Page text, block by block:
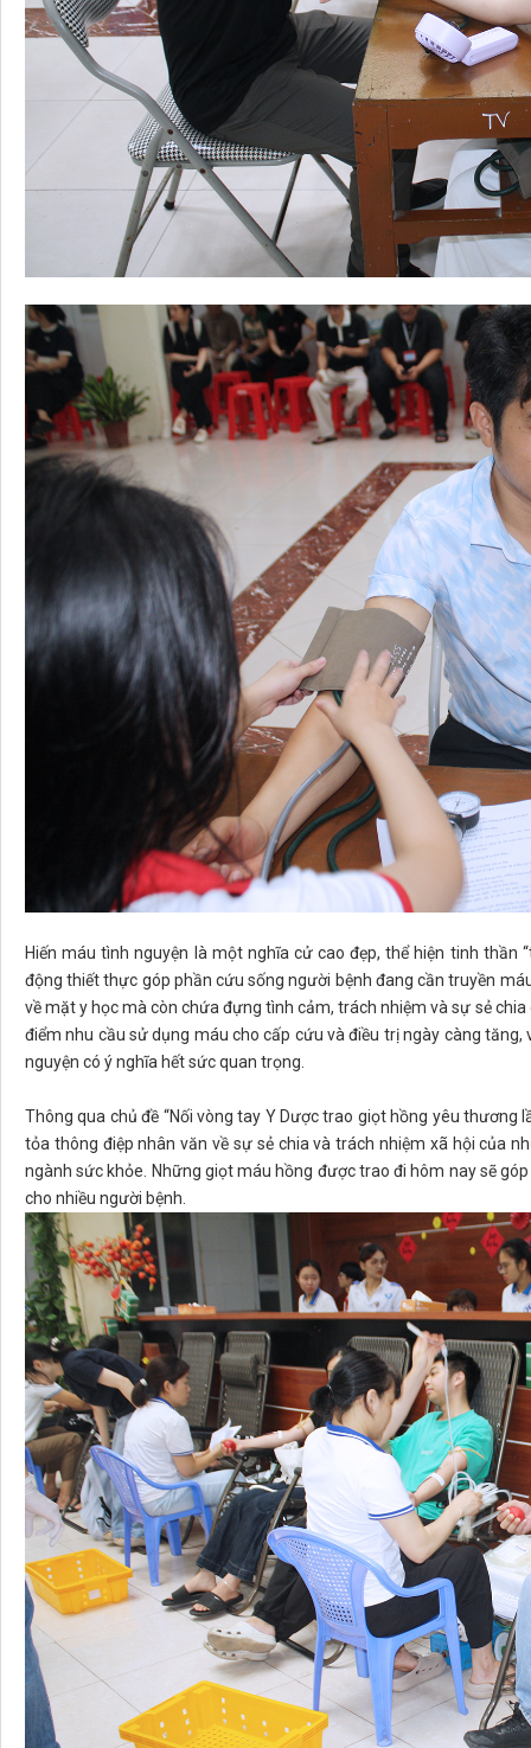
Hiến máu tình nguyện là một nghĩa cử cao đẹp, thể hiện tinh
động thiết thực góp phần cứu sống người bệnh đang cần truyền
về mặt y học mà còn chứa đựng tình cảm, trách nhiệm và sự sẻ
điểm nhu cầu sử dụng máu cho cấp cứu và điều trị ngày càng
nguyện có ý nghĩa hết sức quan trọng.
Thông qua chủ đề “Nối vòng tay Y Dược trao giọt hồng yêu thương
tỏa thông điệp nhân văn về sự sẻ chia và trách nhiệm xã hội của
ngành sức khỏe. Những giọt máu hồng được trao đi hôm nay sẽ
cho nhiều người bệnh.